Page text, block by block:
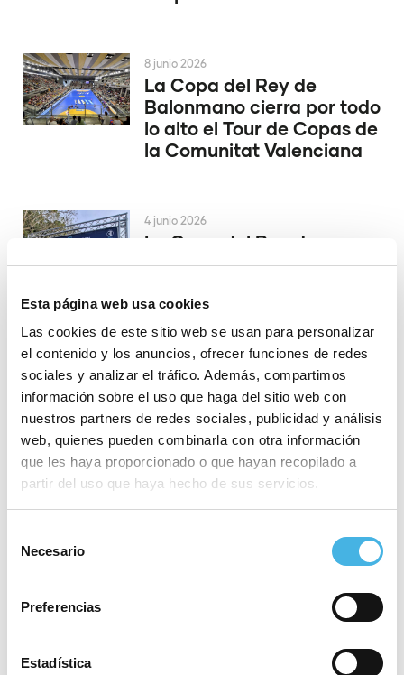
Esta página web usa cookies
Las cookies de este sitio web se usan para personalizar
el contenido y los anuncios, ofrecer funciones de redes
sociales y analizar el tráfico. Además, compartimos
información sobre el uso que haga del sitio web con
nuestros partners de redes sociales, publicidad y análisis
web, quienes pueden combinarla con otra información
que les haya proporcionado o que hayan recopilado a
partir del uso que haya hecho de sus servicios.
Necesario
Preferencias
Estadística
La Copa del Rey de
Balonmano cierra por todo
lo alto el Tour de Copas de
la Comunitat Valenciana
8 junio 2026
La Copa del Rey de
Balonmano se decide en
4 junio 2026
El Valencia Club de
Hockey asciende a la
máxima catogoría
29 mayo 2026
El Valencia Club de
Hockey, a brindar el tercer
ascenso de la temporada
28 mayo 2026